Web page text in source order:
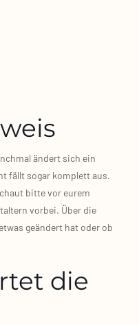
ändert sich ein
fällt sogar kom­plett aus.
bit­te vor eurem
vor­bei. Über die
geän­dert hat oder ob
die